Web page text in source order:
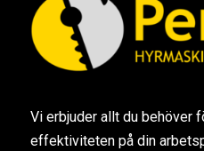
Vi erbjuder allt du behöver
effektiviteten på din